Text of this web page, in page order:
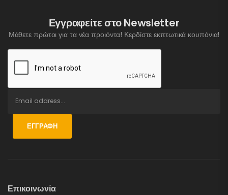
Εγγραφείτε στο Newsletter
Μάθετε πρώτοι για τα νέα προιόντα! Κερδίστε εκπτωτικά κουπόνια!
ΕΓΓΡΑΦΉ
Επικοινωνία